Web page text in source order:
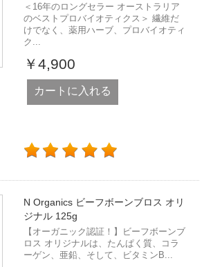
＜16年のロングセラー オーストラリア
のベストプロバイオティクス＞ 繊維だ
けでなく、薬用ハーブ、プロバイオティ
ク...
￥4,900
カートに入れる
N Organics ビーフボーンブロス オリ
ジナル 125g
【オーガニック認証！】ビーフボーンブ
ロス オリジナルは、たんぱく質、コラ
ーゲン、亜鉛、そして、ビタミンB...